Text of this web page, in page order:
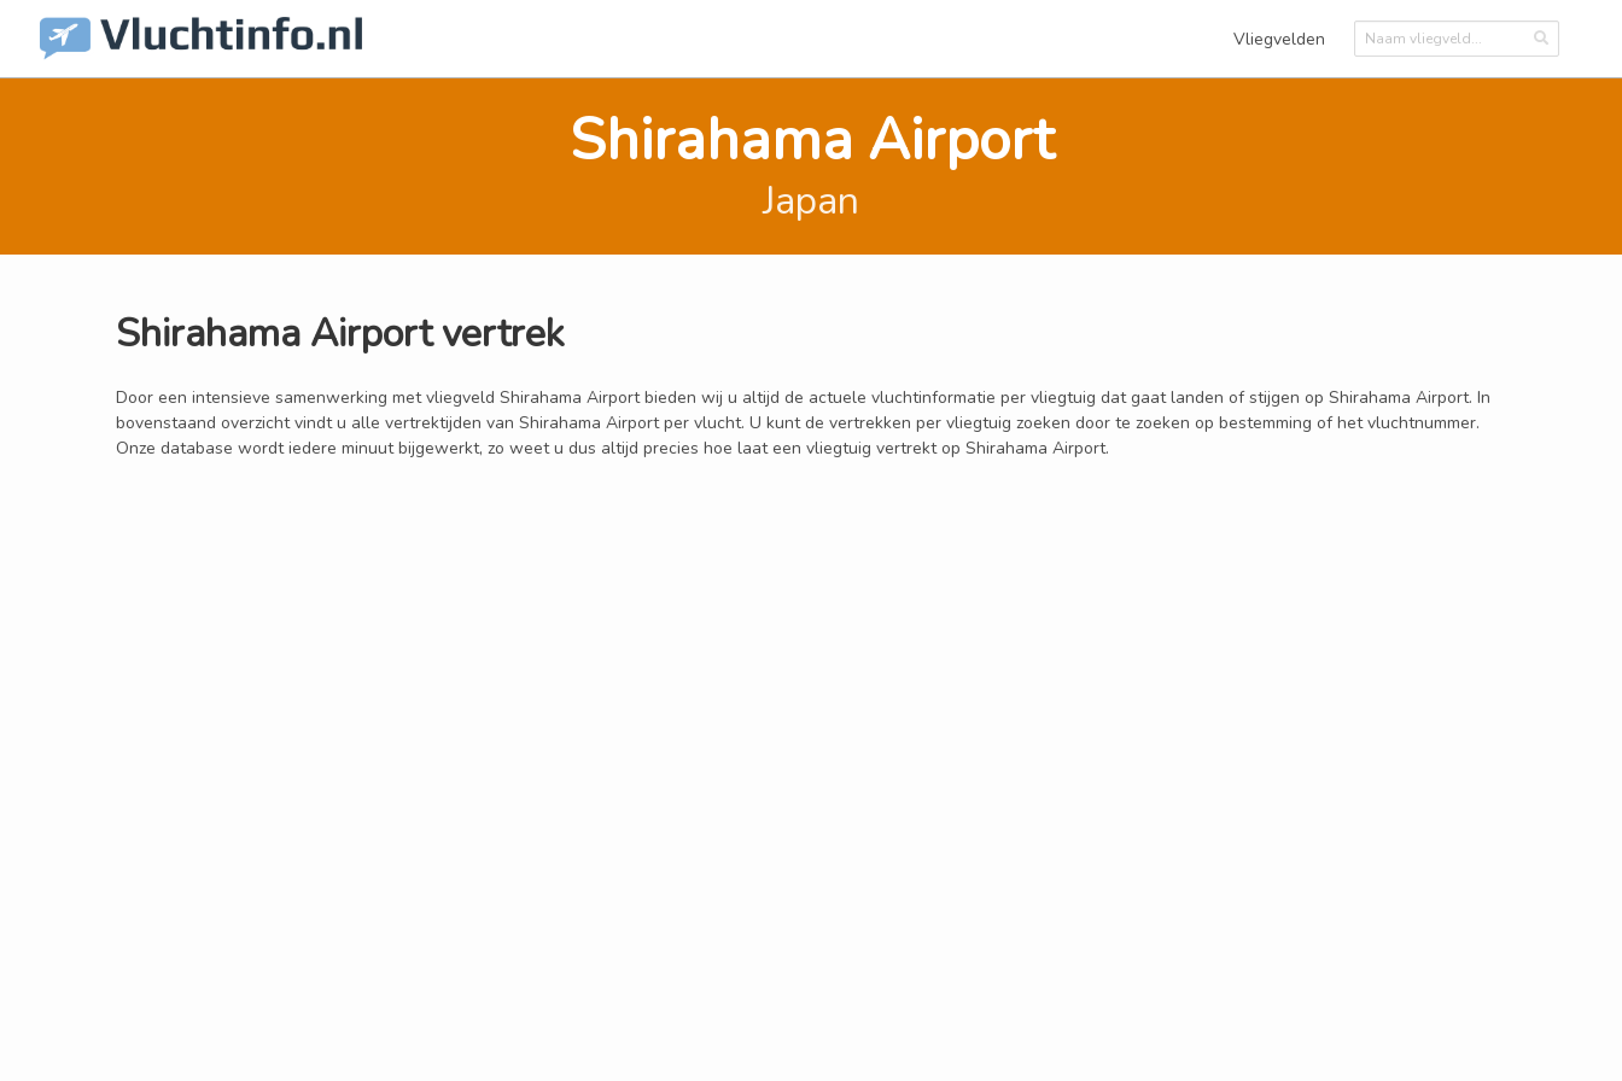
Vliegvelden
Shirahama Airport
Japan
Shirahama Airport vertrek
Door een intensieve samenwerking met vliegveld Shirahama Airport bieden wij u altijd de actuele vluchtinformatie per vliegtuig dat gaat landen of stijgen op Shirahama Airport. In
bovenstaand overzicht vindt u alle vertrektijden van Shirahama Airport per vlucht. U kunt de vertrekken per vliegtuig zoeken door te zoeken op bestemming of het vluchtnummer.
Onze database wordt iedere minuut bijgewerkt, zo weet u dus altijd precies hoe laat een vliegtuig vertrekt op Shirahama Airport.